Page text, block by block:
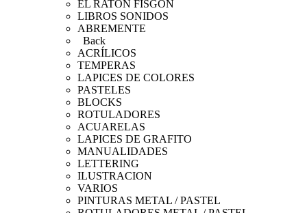
EL RATON FISGON
LIBROS SONIDOS
ABREMENTE
Back
ACRÍLICOS
TEMPERAS
LAPICES DE COLORES
PASTELES
BLOCKS
ROTULADORES
ACUARELAS
LAPICES DE GRAFITO
MANUALIDADES
LETTERING
ILUSTRACION
VARIOS
PINTURAS METAL / PASTEL